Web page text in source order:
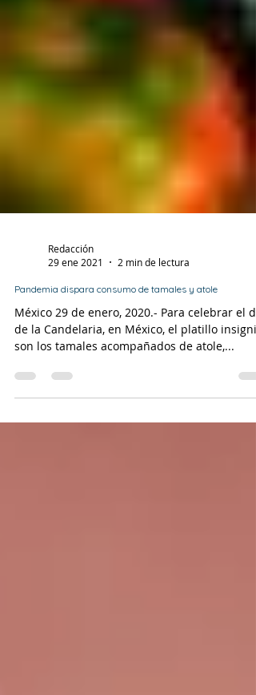
Redacción
29 ene 2021
2 min de lectura
Pandemia dispara consumo de tamales y atole
México 29 de enero, 2020.- Para celebrar el